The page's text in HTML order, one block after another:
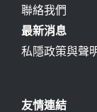
聯絡我們
最新消息
私隱政策與聲
友情連結